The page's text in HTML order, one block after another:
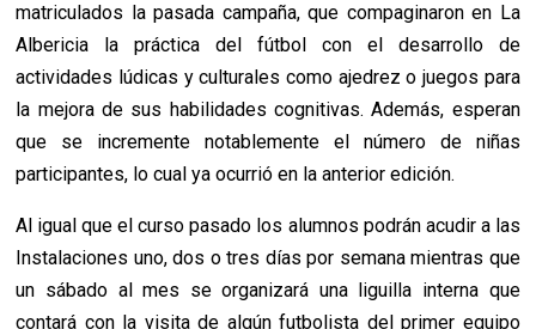
matriculados la pasada campaña, que compaginaron en La
Albericia la práctica del fútbol con el desarrollo de
actividades lúdicas y culturales como ajedrez o juegos para
la mejora de sus habilidades cognitivas. Además, esperan
que se incremente notablemente el número de niñas
participantes, lo cual ya ocurrió en la anterior edición.
Al igual que el curso pasado los alumnos podrán acudir a las
Instalaciones uno, dos o tres días por semana mientras que
un sábado al mes se organizará una liguilla interna que
contará con la visita de algún futbolista del primer equipo